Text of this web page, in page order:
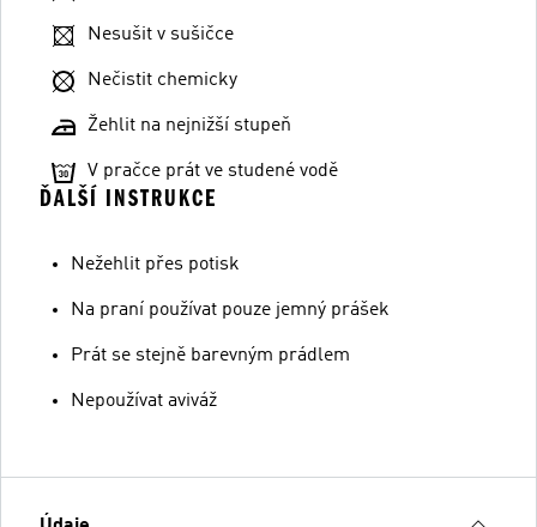
Nesušit v sušičce
Nečistit chemicky
Žehlit na nejnižší stupeň
V pračce prát ve studené vodě
ĎALŠÍ INSTRUKCE
Nežehlit přes potisk
Na praní používat pouze jemný prášek
Prát se stejně barevným prádlem
Nepoužívat aviváž